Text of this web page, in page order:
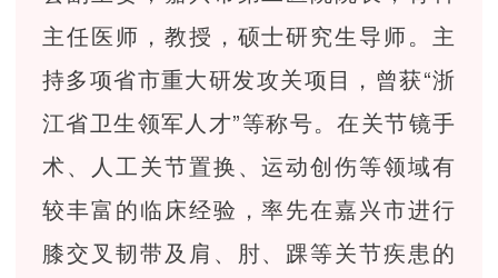
主任医师，教授，硕士研究生导师。主
持多项省市重大研发攻关项目，曾获“浙
江省卫生领军人才”等称号。在关节镜手
术、人工关节置换、运动创伤等领域有
较丰富的临床经验，率先在嘉兴市进行
膝交叉韧带及肩、肘、踝等关节疾患的